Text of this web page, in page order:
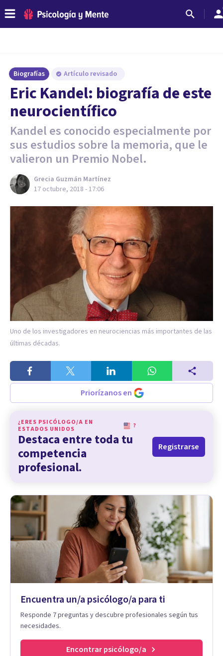
Biografías Artículo revisado
Eric Kandel: biografía de este
neurocientífico
Kandel es conocido especialmente por
sus estudios sobre la memoria, que le
valieron un Premio Nobel.
Grecia Guzmán Martínez
17 octubre, 2018 - 17:06
Uno de los investigadores en neurociencias más importantes de las
últimas décadas.
Priorízanos en
¿ERES PSICÓLOGO/A EN
ESTADOS UNIDOS
?
Destaca entre toda tu
competencia
profesional.
Registrarse
Encuentra un/a psicólogo/a para ti
Responde 7 preguntas y descubre profesionales según tus
necesidades.
Encontrar psicólogo/a